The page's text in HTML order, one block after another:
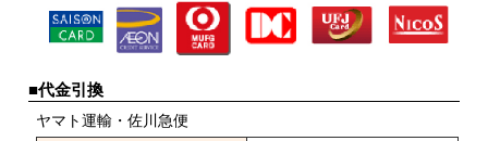
■代金引換
ヤマト運輸・佐川急便